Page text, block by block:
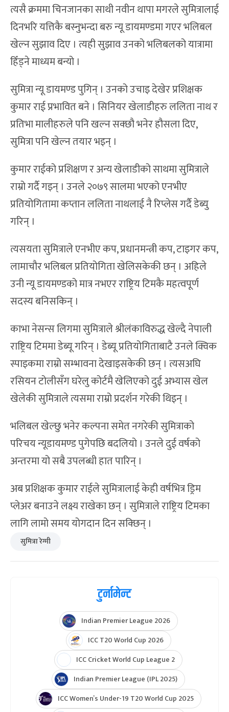
त्यसै क्रममा चिनजानका साथी नवीन थापा मगरले सुमित्रालाई
दिनभरि यत्तिकै बस्नुभन्दा बरु न्यू डायमण्डमा गएर भलिबल
खेल्न सुझाव दिए । त्यही सुझाव उनको भलिबलको यात्रामा
हिँड्ने माध्यम बन्यो ।
सुमित्रा न्यू डायमण्ड पुगिन् । उनको उचाइ देखेर प्रशिक्षक
कुमार राई प्रभावित बने । सिनियर खेलाडीहरु ललिता नाथ र
प्रतिभा मालीहरुले पनि खल्न सक्छौ भनेर हौसला दिए,
सुमित्रा पनि खेल्न तयार भइन् ।
कुमार राईको प्रशिक्षण र अन्य खेलाडीको साथमा सुमित्राले
राम्रो गर्दै गइन् । उनले २०७९ सालमा भएको एनभीए
प्रतियोगितामा कप्तान ललिता नाथलाई नै रिप्लेस गर्दै डेब्यु
गरिन् ।
त्यसयता सुमित्राले एनभीए कप, प्रधानमन्त्री कप, टाइगर कप,
लामाचौर भलिबल प्रतियोगिता खेलिसकेकी छन् । अहिले
उनी न्यू डायमण्डको मात्र नभएर राष्ट्रिय टिमकै महत्वपूर्ण
सदस्य बनिसकिन् ।
काभा नेसन्स लिगमा सुमित्राले श्रीलंकाविरुद्ध खेल्दै नेपाली
राष्ट्रिय टिममा डेब्यू गरिन् । डेब्यू प्रतियोगिताबाटै उनले क्विक
स्पाइकमा राम्रो सम्भावना देखाइसकेकी छन् । त्यसअघि
रसियन टोलीसँग घरेलु कोर्टमै खेलिएको दुई अभ्यास खेल
खेलेकी सुमित्राले त्यसमा राम्रो प्रदर्शन गरेकी थिइन् ।
भलिबल खेल्छु भनेर कल्पना समेत नगरेकी सुमित्राको
परिचय न्यूडायमण्ड पुगेपछि बदलियो । उनले दुई वर्षको
अन्तरमा यो सबै उपलब्धी हात पारिन् ।
अब प्रशिक्षक कुमार राईले सुमित्रालाई केही वर्षभित्र ड्रिम
प्लेअर बनाउने लक्ष्य राखेका छन् । सुमित्राले राष्ट्रिय टिमका
लागि लामो समय योगदान दिन सक्छिन् ।
सुमित्रा रेग्मी
टुर्नामेन्ट
Indian Premier League 2026
ICC T20 World Cup 2026
ICC Cricket World Cup League 2
Indian Premier League (IPL 2025)
ICC Women’s Under-19 T20 World Cup 2025